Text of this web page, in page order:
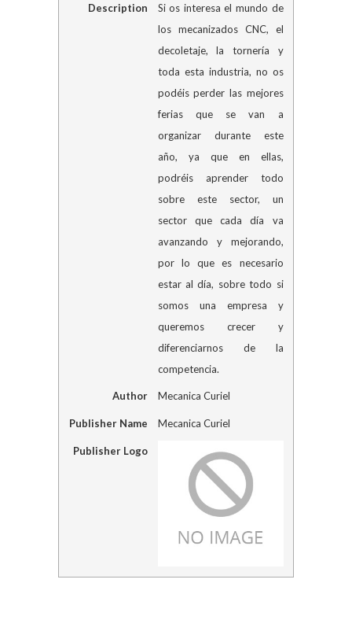
Description
Si os interesa el mundo de
los mecanizados CNC, el
decoletaje, la tornería y
toda esta industria, no os
podéis perder las mejores
ferias que se van a
organizar durante este
año, ya que en ellas,
podréis aprender todo
sobre este sector, un
sector que cada día va
avanzando y mejorando,
por lo que es necesario
estar al día, sobre todo si
somos una empresa y
queremos crecer y
diferenciarnos de la
competencia.
Author Mecanica Curiel
Publisher Name Mecanica Curiel
Publisher Logo